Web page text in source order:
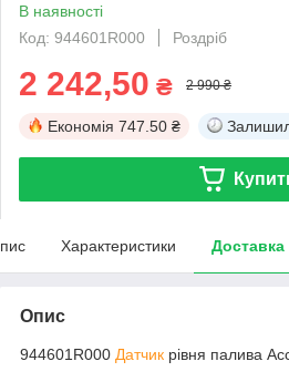
В наявності
Код: 944601R000
Роздріб
2 242,50 ₴ 2 990 ₴
Економія 747.50 ₴
Характеристики Доставка
Опис
944601R000 Датчик рівня палива